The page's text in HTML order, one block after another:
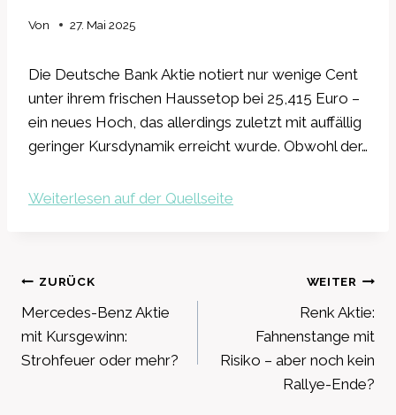
Von 27. Mai 2025
Die Deutsche Bank Aktie notiert nur wenige Cent
unter ihrem frischen Haussetop bei 25,415 Euro –
ein neues Hoch, das allerdings zuletzt mit auffällig
geringer Kursdynamik erreicht wurde. Obwohl der…
Weiterlesen auf der Quellseite
Beitragsnavigation
ZURÜCK
Mercedes-Benz Aktie
mit Kursgewinn:
Strohfeuer oder mehr?
WEITER
Renk Aktie:
Fahnenstange mit
Risiko – aber noch kein
Rallye-Ende?